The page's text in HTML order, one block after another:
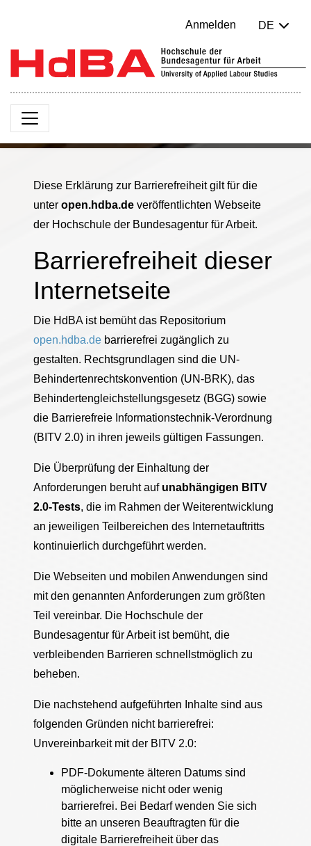
Anmelden DE
Diese Erklärung zur Barrierefreiheit gilt für die
unter open.hdba.de veröffentlichten Webseite
der Hochschule der Bundesagentur für Arbeit.
Barrierefreiheit dieser
Internetseite
Die HdBA ist bemüht das Repositorium
open.hdba.de barrierefrei zugänglich zu
gestalten. Rechtsgrundlagen sind die UN-
Behindertenrechtskonvention (UN-BRK), das
Behindertengleichstellungsgesetz (BGG) sowie
die Barrierefreie Informationstechnik-Verordnung
(BITV 2.0) in ihren jeweils gültigen Fassungen.
Die Überprüfung der Einhaltung der
Anforderungen beruht auf unabhängigen BITV
2.0-Tests, die im Rahmen der Weiterentwicklung
an jeweiligen Teilbereichen des Internetauftritts
kontinuierlich durchgeführt werden.
Die Webseiten und mobilen Anwendungen sind
mit den genannten Anforderungen zum größten
Teil vereinbar. Die Hochschule der
Bundesagentur für Arbeit ist bemüht, die
verbleibenden Barrieren schnellstmöglich zu
beheben.
Die nachstehend aufgeführten Inhalte sind aus
folgenden Gründen nicht barrierefrei:
Unvereinbarkeit mit der BITV 2.0:
PDF-Dokumente älteren Datums sind
möglicherweise nicht oder wenig
barrierefrei. Bei Bedarf wenden Sie sich
bitte an unseren Beauftragten für die
digitale Barrierefreiheit über das